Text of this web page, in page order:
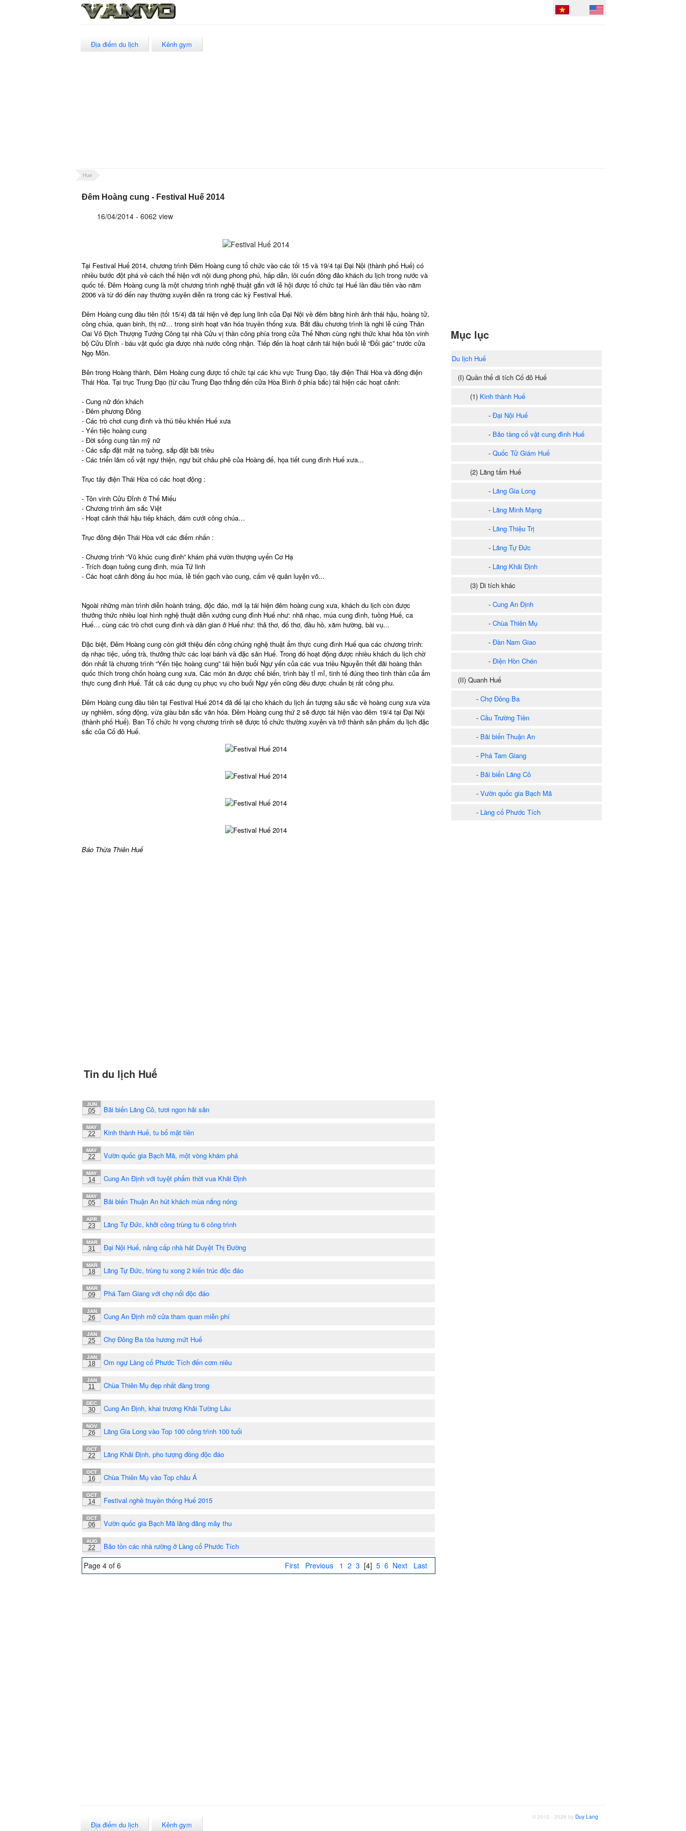
Địa điểm du lịch Kênh gym
Hue
Đêm Hoàng cung - Festival Huế 2014
16/04/2014 - 6062 view
Tại Festival Huế 2014, chương trình Đêm Hoàng cung tổ chức vào các tối 15 và 19/4 tại Đại Nội (thành phố Huế) có
nhiều bước đột phá về cách thể hiện với nội dung phong phú, hấp dẫn, lôi cuốn đông đảo khách du lịch trong nước và
quốc tế. Đêm Hoàng cung là một chương trình nghệ thuật gắn với lễ hội được tổ chức tại Huế lần đầu tiên vào năm
2006 và từ đó đến nay thường xuyên diễn ra trong các kỳ Festival Huế.
Đêm Hoàng cung đầu tiên (tối 15/4) đã tái hiện vẻ đẹp lung linh của Đại Nội về đêm bằng hình ảnh thái hậu, hoàng tử,
công chúa, quan binh, thị nữ… trong sinh hoạt văn hóa truyền thống xưa. Bắt đầu chương trình là nghi lễ cúng Thần
Oai Vô Địch Thượng Tướng Công tại nhà Cửu vị thần công phía trong cửa Thể Nhơn cùng nghi thức khai hỏa tôn vinh
bộ Cửu Đỉnh - báu vật quốc gia được nhà nước công nhận. Tiếp đến là hoạt cảnh tái hiện buổi lễ “Đổi gác” trước cửa
Ngọ Môn.
Bên trong Hoàng thành, Đêm Hoàng cung được tổ chức tại các khu vực Trung Đạo, tây điện Thái Hòa và đông điện
Thái Hòa. Tại trục Trung Đạo (từ cầu Trung Đạo thẳng đến cửa Hòa Bình ở phía bắc) tái hiện các hoạt cảnh:
- Cung nữ đón khách
- Đêm phương Đông
- Các trò chơi cung đình và thú tiêu khiển Huế xưa
- Yến tiệc hoàng cung
- Đời sống cung tần mỹ nữ
- Các sắp đặt mặt nạ tuồng, sắp đặt bãi triều
- Các triển lãm cổ vật ngự thiện, ngự bút châu phê của Hoàng đế, họa tiết cung đình Huế xưa...
Trục tây điện Thái Hòa có các hoạt động :
- Tôn vinh Cửu Đỉnh ở Thế Miếu
- Chương trình âm sắc Việt
- Hoạt cảnh thái hậu tiếp khách, đám cưới công chúa…
Trục đông điện Thái Hòa với các điểm nhấn :
- Chương trình “Vũ khúc cung đình” khám phá vườn thượng uyển Cơ Hạ
- Trích đoạn tuồng cung đình, múa Tứ linh
- Các hoạt cảnh đồng ấu học múa, lễ tiến gạch vào cung, cấm vệ quân luyện võ...
Ngoài những màn trình diễn hoành tráng, độc đáo, mới lạ tái hiện đêm hoàng cung xưa, khách du lịch còn được
thưởng thức nhiều loại hình nghệ thuật diễn xướng cung đình Huế như: nhã nhạc, múa cung đình, tuồng Huế, ca
Huế… cùng các trò chơi cung đình và dân gian ở Huế như: thả thơ, đố thơ, đầu hồ, xăm hường, bài vụ...
Đặc biệt, Đêm Hoàng cung còn giới thiệu đến công chúng nghệ thuật ẩm thực cung đình Huế qua các chương trình:
dạ nhạc tiệc, uống trà, thưởng thức các loại bánh và đặc sản Huế. Trong đó hoạt động được nhiều khách du lịch chờ
đón nhất là chương trình “Yến tiệc hoàng cung” tái hiện buổi Ngự yến của các vua triều Nguyễn thết đãi hoàng thân
quốc thích trong chốn hoàng cung xưa. Các món ăn được chế biến, trình bày tỉ mỉ, tinh tế đúng theo tinh thần của ẩm
thực cung đình Huế. Tất cả các dụng cụ phục vụ cho buổi Ngự yến cũng đều được chuẩn bị rất công phu.
Đêm Hoàng cung đầu tiên tại Festival Huế 2014 đã để lại cho khách du lịch ấn tượng sâu sắc về hoàng cung xưa vừa
uy nghiêm, sống động, vừa giàu bản sắc văn hóa. Đêm Hoàng cung thứ 2 sẽ được tái hiện vào đêm 19/4 tại Đại Nội
(thành phố Huế). Ban Tổ chức hi vọng chương trình sẽ được tổ chức thường xuyên và trở thành sản phẩm du lịch đặc
sắc của Cố đô Huế.
Báo Thừa Thiên Huế
Tin du lịch Huế
JUN
05 Bãi biển Lăng Cô, tươi ngon hải sản
MAY
22 Kinh thành Huế, tu bổ mặt tiền
MAY
22 Vườn quốc gia Bạch Mã, một vòng khám phá
MAY
14 Cung An Định với tuyệt phẩm thời vua Khải Định
MAY
05 Bãi biển Thuận An hút khách mùa nắng nóng
APR
23 Lăng Tự Đức, khởi công trùng tu 6 công trình
MAR
31 Đại Nội Huế, nâng cấp nhà hát Duyệt Thị Đường
MAR
18 Lăng Tự Đức, trùng tu xong 2 kiến trúc độc đáo
MAR
09 Phá Tam Giang với chợ nổi độc đáo
JAN
26 Cung An Định mở cửa tham quan miễn phí
JAN
25 Chợ Đông Ba tỏa hương mứt Huế
JAN
18 Om ngự Làng cổ Phước Tích đến cơm niêu
JAN
11 Chùa Thiên Mụ đẹp nhất đàng trong
DEC
30 Cung An Định, khai trương Khải Tường Lâu
NOV
26 Lăng Gia Long vào Top 100 công trình 100 tuổi
OCT
22 Lăng Khải Định, pho tượng đồng độc đáo
OCT
16 Chùa Thiên Mụ vào Top châu Á
OCT
14 Festival nghề truyền thống Huế 2015
OCT
06 Vườn quốc gia Bạch Mã lãng đãng mây thu
AUG
22 Bảo tồn các nhà rường ở Làng cổ Phước Tích
Page 4 of 6 First Previous 1 2 3 [4] 5 6 Next Last
Mục lục
Du lịch Huế
(I) Quần thể di tích Cố đô Huế
(1) Kinh thành Huế
- Đại Nội Huế
- Bảo tàng cổ vật cung đình Huế
- Quốc Tử Giám Huế
(2) Lăng tẩm Huế
- Lăng Gia Long
- Lăng Minh Mạng
- Lăng Thiệu Trị
- Lăng Tự Đức
- Lăng Khải Định
(3) Di tích khác
- Cung An Định
- Chùa Thiên Mụ
- Đàn Nam Giao
- Điện Hòn Chén
(II) Quanh Huế
- Chợ Đông Ba
- Cầu Trường Tiền
- Bãi biển Thuận An
- Phá Tam Giang
- Bãi biển Lăng Cô
- Vườn quốc gia Bạch Mã
- Làng cổ Phước Tích
Địa điểm du lịch Kênh gym
© 2012 - 2026 by Duy Lang